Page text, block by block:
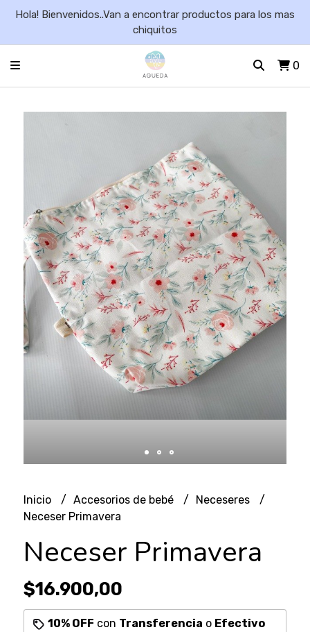
Hola! Bienvenidos..Van a encontrar productos para los mas
chiquitos
0
Inicio Accesorios de bebé
Neceseres
Neceser Primavera
Neceser Primavera
$16.900,00
10% OFF con Transferencia o Efectivo